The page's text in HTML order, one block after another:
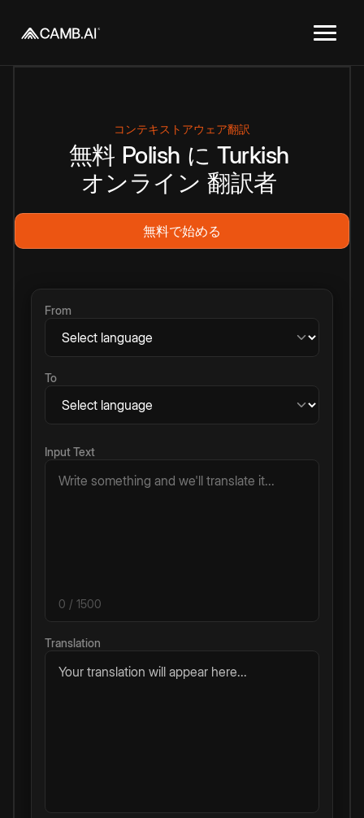
コンテキストアウェア翻訳
無料 Polish に Turkish
オンライン 翻訳者
無料で始める
From
To
Input Text
0 / 1500
Translation
Your translation will appear here...